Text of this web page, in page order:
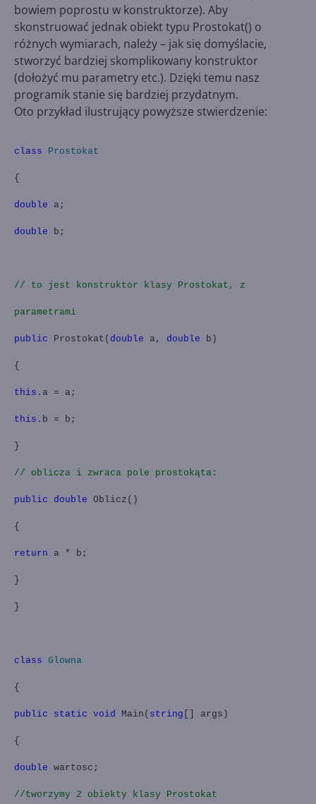
bowiem poprostu w konstruktorze). Aby
skonstruować jednak obiekt typu Prostokat() o
różnych wymiarach, należy – jak się domyślacie,
stworzyć bardziej skomplikowany konstruktor
(dołożyć mu parametry etc.). Dzięki temu nasz
programik stanie się bardziej przydatnym.
Oto przykład ilustrujący powyższe stwierdzenie:
class Prostokat
{
double a;
double b;
// to jest konstruktor klasy Prostokat, z
parametrami
public Prostokat( double a, double b)
{
this .a = a;
this .b = b;
}
// oblicza i zwraca pole prostokąta:
public double Oblicz()
{
return a * b;
}
}
class Glowna
{
public static void Main ( string [] args)
{
double wartosc;
//tworzymy 2 obiekty klasy Prostokat